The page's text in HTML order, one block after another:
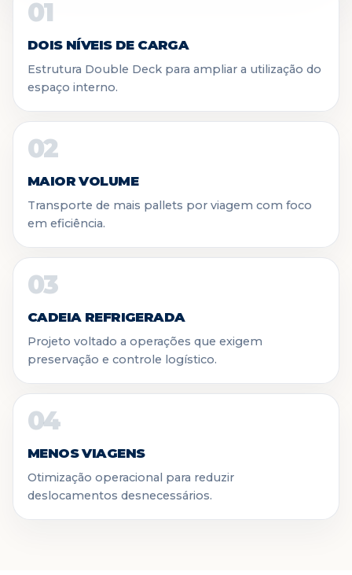
01
DOIS NÍVEIS DE CARGA
Estrutura Double Deck para ampliar a utilização do
espaço interno.
02
MAIOR VOLUME
Transporte de mais pallets por viagem com foco
em eficiência.
03
CADEIA REFRIGERADA
Projeto voltado a operações que exigem
preservação e controle logístico.
04
MENOS VIAGENS
Otimização operacional para reduzir
deslocamentos desnecessários.